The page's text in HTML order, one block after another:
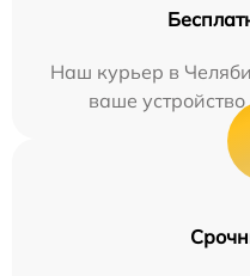
Наш курьер в
ваше